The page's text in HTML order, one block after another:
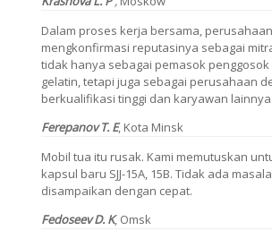
Dalam proses kerja bersama,
mengkonfirmasi reputasinya sebagai
tidak hanya sebagai pemasok
gelatin, tetapi juga sebagai perusahaan
berkualifikasi tinggi dan karyawan lainnya.
Ferepanov T. E, Kota Minsk
Mobil tua itu rusak. Kami memutuskan
kapsul baru SJJ-15A, 15B. Tidak ada
disampaikan dengan cepat.
Fedoseev D. K, Omsk